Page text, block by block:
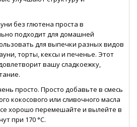
без глютена проста в
подходит для домашней
для выпечки разных видов
торты, кексы и печенье. Этот
вашу сладкоежку,
просто. Просто добавьте в смесь
кокосового или сливочного масла
хорошо перемешайте и вылейте в
при 170 °C.